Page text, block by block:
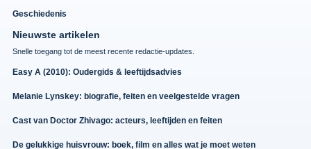
Geschiedenis
Nieuwste artikelen
Snelle toegang tot de meest recente redactie-updates.
Easy A (2010): Oudergids & leeftijdsadvies
Melanie Lynskey: biografie, feiten en veelgestelde vragen
Cast van Doctor Zhivago: acteurs, leeftijden en feiten
De gelukkige huisvrouw: boek, film en alles wat je moet weten